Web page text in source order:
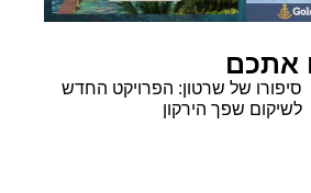
אתכם
סיפורו של שרטון: הפרויקט החדש
לשיקום שפך הירקון